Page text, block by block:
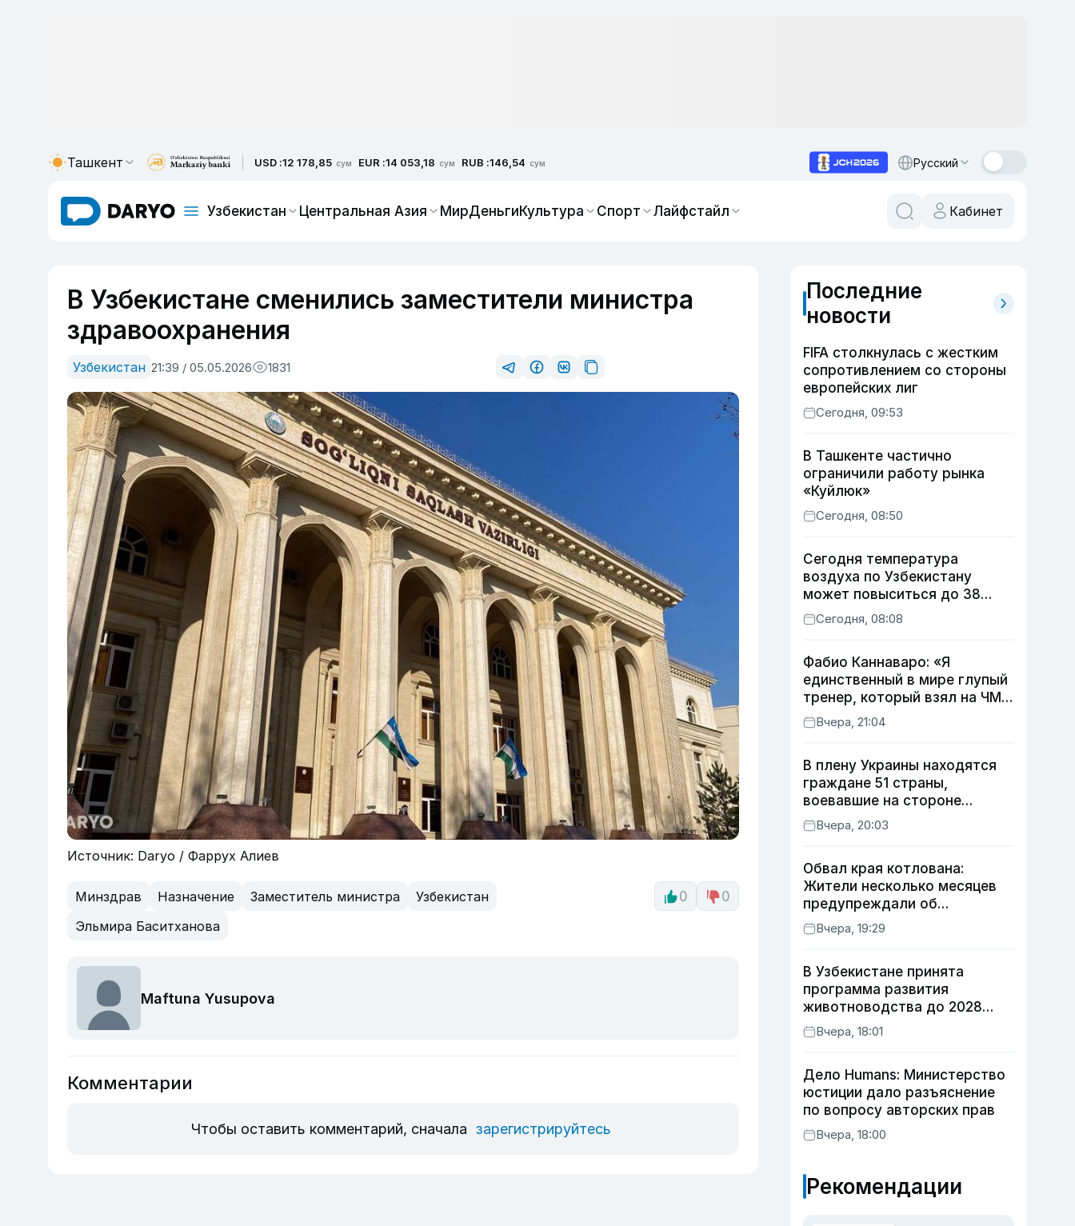
Ташкент USD :12 178,85 сум EUR :14 053,18 сум RUB :146,54 сум Русский
Узбекистан Центральная Азия МирДеньгиКультура Спорт Лайфстайл Кабинет
В Узбекистане сменились заместители министра
здравоохранения
Узбекистан 21:39 / 05.05.2026 1831
Источник: Daryo / Фаррух Алиев
Минздрав Назначение Заместитель министра
Узбекистан
Эльмира Баситханова
0 0
Maftuna Yusupova
Комментарии
Чтобы оставить комментарий, сначала зарегистрируйтесь
Последние
новости
FIFA столкнулась с жестким
сопротивлением со стороны
европейских лиг
Сегодня, 09:53
В Ташкенте частично
ограничили работу рынка
«Куйлюк»
Сегодня, 08:50
Сегодня температура
воздуха по Узбекистану
может повыситься до 38
градусов
Сегодня, 08:08
Фабио Каннаваро: «Я
единственный в мире глупый
тренер, который взял на ЧМ
футболиста с травмой»
Вчера, 21:04
В плену Украины находятся
граждане 51 страны,
воевавшие на стороне
России
Вчера, 20:03
Обвал края котлована:
Жители несколько месяцев
предупреждали об
опасности, но стройка
продолжалась
Вчера, 19:29
В Узбекистане принята
программа развития
животноводства до 2028
годаВчера, 18:01
Дело Humans: Министерство
юстиции дало разъяснение
по вопросу авторских прав
Вчера, 18:00
Рекомендации